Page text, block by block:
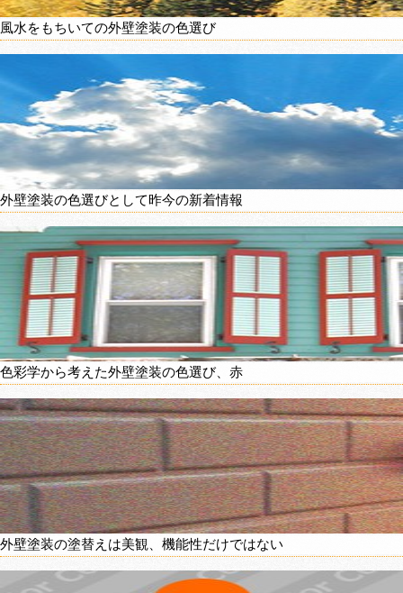
風水をもちいての外壁塗装の色選び
外壁塗装の色選びとして昨今の新着情報
色彩学から考えた外壁塗装の色選び、赤
外壁塗装の塗替えは美観、機能性だけではない